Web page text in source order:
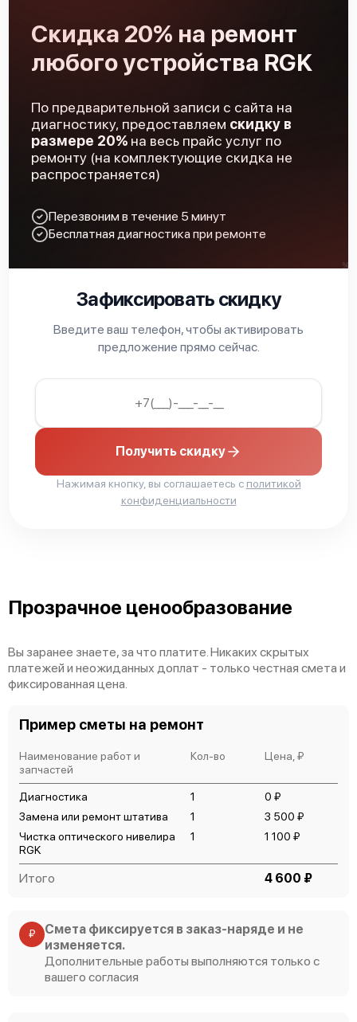
Скидка 20% на ремонт
любого устройства RGK
По предварительной записи с сайта на
диагностику, предоставляем скидку в
размере 20% на весь прайс услуг по
ремонту (на комплектующие скидка не
распространяется)
Перезвоним в течение 5 минут
Бесплатная диагностика при ремонте
Зафиксировать скидку
Введите ваш телефон, чтобы активировать
предложение прямо сейчас.
Получить скидку
Нажимая кнопку, вы соглашаетесь с политикой
конфиденциальности
Прозрачное ценообразование
Вы заранее знаете, за что платите. Никаких скрытых
платежей и неожиданных доплат - только честная смета и
фиксированная цена.
Пример сметы на ремонт
Наименование работ и
запчастей
Кол-во Цена, ₽
Диагностика 1
0 ₽
Замена или ремонт штатива
1
3 500 ₽
Чистка оптического нивелира
RGK
1 1 100 ₽
Итого 4 600 ₽
₽
Смета фиксируется в заказ-наряде и не
изменяется.
Дополнительные работы выполняются только с
вашего согласия